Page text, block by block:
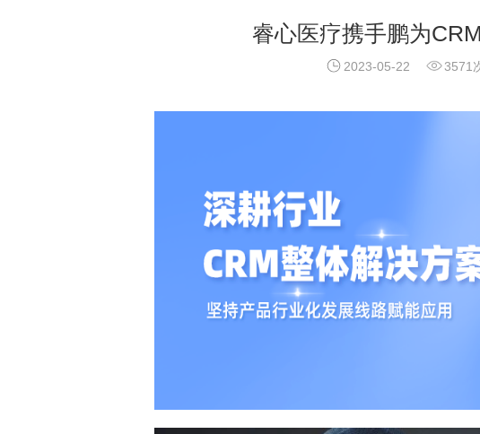
睿心医疗携手鹏为
2023-05-22 3571